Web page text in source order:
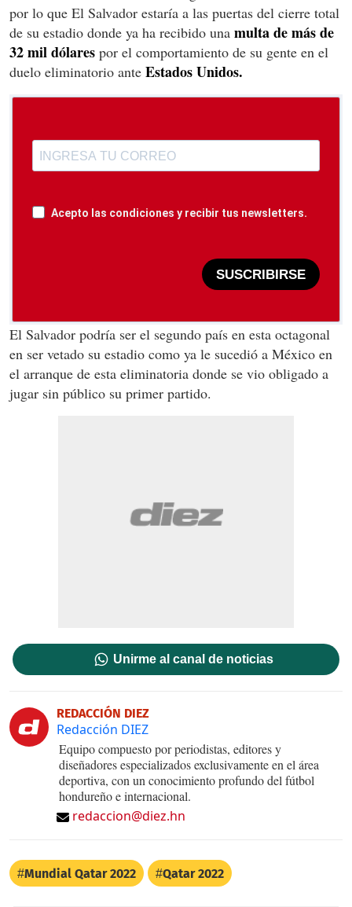
por lo que El Salvador estaría a las puertas del cierre total
de su estadio donde ya ha recibido una multa de más de
32 mil dólares por el comportamiento de su gente en el
duelo eliminatorio ante Estados Unidos.
Acepto las condiciones y recibir tus newsletters.
SUSCRIBIRSE
El Salvador podría ser el segundo país en esta octagonal
en ser vetado su estadio como ya le sucedió a México en
el arranque de esta eliminatoria donde se vio obligado a
jugar sin público su primer partido.
Unirme al canal de noticias
REDACCIÓN DIEZ
Redacción DIEZ
Equipo compuesto por periodistas, editores y
diseñadores especializados exclusivamente en el área
deportiva, con un conocimiento profundo del fútbol
hondureño e internacional.
redaccion@diez.hn
Mundial Qatar 2022 Qatar 2022